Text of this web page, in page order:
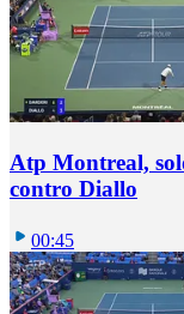
Atp Montreal,
contro Diallo
00:45